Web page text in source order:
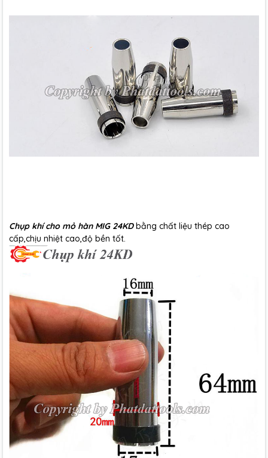
Chụp khí cho mỏ hàn MIG 24KDbằng chất liệu thép cao
cấp,chịu nhiệt cao,độ bền tốt.